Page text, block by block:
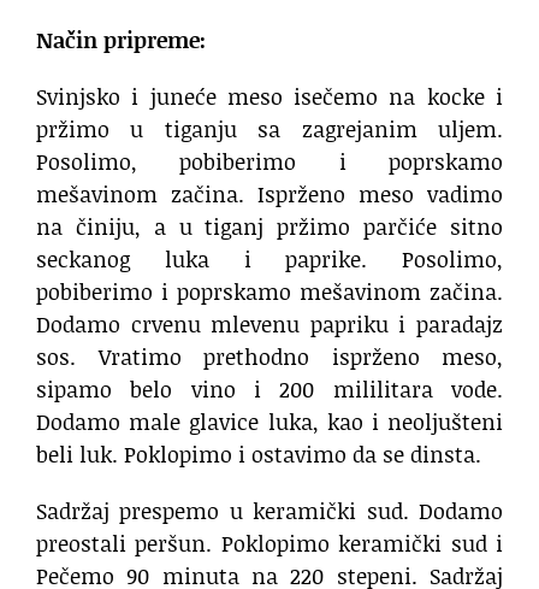
Način pripreme:
Svinjsko i juneće meso isečemo na kocke i
pržimo u tiganju sa zagrejanim uljem.
Posolimo, pobiberimo i poprskamo
mešavinom začina. Isprženo meso vadimo
na činiju, a u tiganj pržimo parčiće sitno
seckanog luka i paprike. Posolimo,
pobiberimo i poprskamo mešavinom začina.
Dodamo crvenu mlevenu papriku i paradajz
sos. Vratimo prethodno isprženo meso,
sipamo belo vino i 200 mililitara vode.
Dodamo male glavice luka, kao i neoljušteni
beli luk. Poklopimo i ostavimo da se dinsta.
Sadržaj prespemo u keramički sud. Dodamo
preostali peršun. Poklopimo keramički sud i
Pečemo 90 minuta na 220 stepeni. Sadržaj